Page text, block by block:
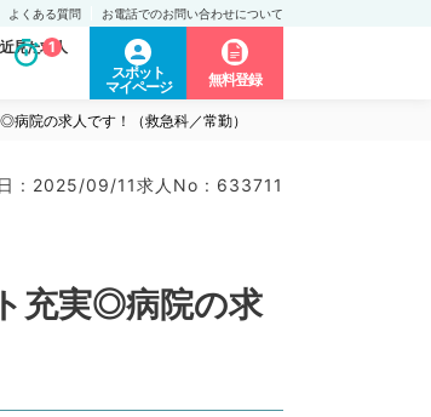
よくある質問 お電話でのお問い合わせについて
見た求人
1
スポット
マイページ
無料登録
病院の求人です！（救急科／常勤）
: 2025/09/11求人No : 633711
充実◎病院の求